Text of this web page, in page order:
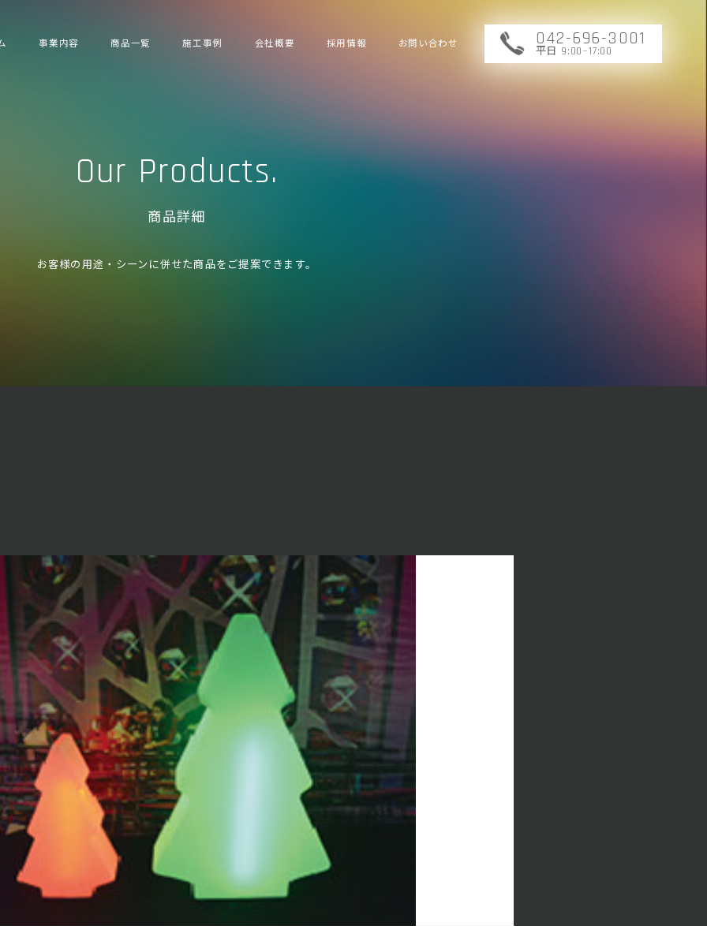
事業内容 商品一覧 施工事例 会社概要 採用情報 お問い合わせ 042-696-3001
平日 9:00~17:00
Our Products.
商品詳細
お客様の用途・シーンに併せた商品をご提案できます。